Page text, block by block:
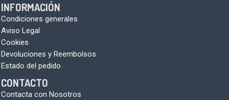
INFORMACIÓN
Condiciones generales
Aviso Legal
Cookies
Devoluciones y Reembolsos
Estado del pedido
CONTACTO
Contacta con Nosotros